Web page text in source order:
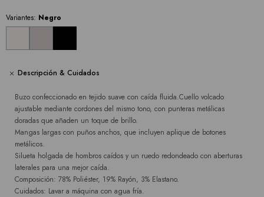
Variantes: Negro
Descripción & Cuidados
Buzo confeccionado en tejido suave con caída fluida.Cuello volcado
ajustable mediante cordones del mismo tono, con punteras metálicas
doradas que añaden un toque de brillo.
Mangas largas con puños anchos, que incluyen aplique de botones
metálicos.
Silueta holgada de hombros caídos y un ruedo redondeado con aberturas
laterales para una mejor caída.
Composición: 78% Poliéster, 19% Rayón, 3% Elastano.
Cuidados: Lavar a máquina con agua fría.